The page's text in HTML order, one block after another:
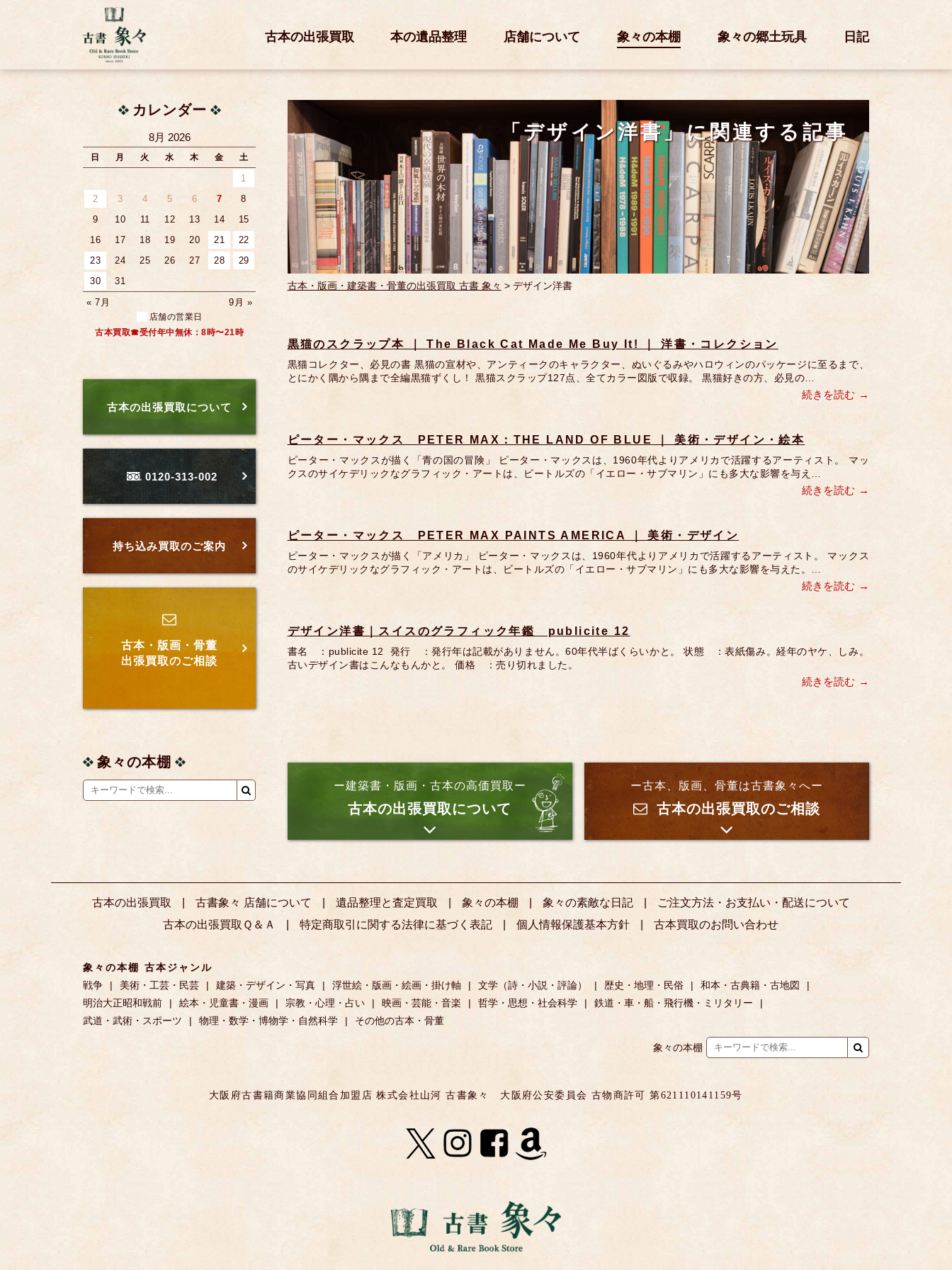
古本の出張買取 本の遺品整理 店舗について 象々の本棚 象々の郷土玩具 日記
「デザイン洋書」に関連する記事
古本・版画・建築書・骨董の出張買取 古書 象々 > デザイン洋書
黒猫のスクラップ本 ｜ The Black Cat Made Me Buy It! ｜ 洋書・コレクション
黒猫コレクター、必見の書 黒猫の宣材や、アンティークのキャラクター、ぬいぐるみやハロウィンのパッケージに至るまで、
とにかく隅から隅まで全編黒猫ずくし！ 黒猫スクラップ127点、全てカラー図版で収録。 黒猫好きの方、必見の…
続きを読む
ピーター・マックス PETER MAX：THE LAND OF BLUE ｜ 美術・デザイン・絵本
ピーター・マックスが描く「青の国の冒険」 ピーター・マックスは、1960年代よりアメリカで活躍するアーティスト。 マッ
クスのサイケデリックなグラフィック・アートは、ビートルズの「イエロー・サブマリン」にも多大な影響を与え…
続きを読む
ピーター・マックス PETER MAX PAINTS AMERICA ｜ 美術・デザイン
ピーター・マックスが描く「アメリカ」 ピーター・マックスは、1960年代よりアメリカで活躍するアーティスト。 マックス
のサイケデリックなグラフィック・アートは、ビートルズの「イエロー・サブマリン」にも多大な影響を与えた。…
続きを読む
デザイン洋書｜スイスのグラフィック年鑑 publicite 12
書名 ：publicite 12 発行 ：発行年は記載がありません。60年代半ばくらいかと。 状態 ：表紙傷み。経年のヤケ、しみ。
古いデザイン書はこんなもんかと。 価格 ：売り切れました。
続きを読む
ー建築書・版画・古本の高価買取ー
古本の出張買取について
ー古本、版画、骨董は古書象々へー
古本の出張買取のご相談
カレンダー
8月 2026
日 月 火 水 木 金 土
1
2
3 4 5 6 7
8
9
10 11 12 13 14
15
16
17 18 19 20 21
22
23
24 25 26 27 28
29
30
31
« 7月
9月 »
店舗の営業日
古本買取☎受付年中無休：8時〜21時
古本の出張買取について
0120-313-002
持ち込み買取のご案内
古本・版画・骨董
出張買取のご相談
象々の本棚
古本の出張買取 古書象々 店舗について 遺品整理と査定買取 象々の本棚 象々の素敵な日記
ご注文方法・お支払い・配送について
古本の出張買取Ｑ＆Ａ
特定商取引に関する法律に基づく表記 個人情報保護基本方針 古本買取のお問い合わせ
象々の本棚 古本ジャンル
戦争
美術・工芸・民芸 建築・デザイン・写真 浮世絵・版画・絵画・掛け軸 文学（詩・小説・評論） 歴史・地理・民俗
和本・古典籍・古地図
明治大正昭和戦前
絵本・児童書・漫画 宗教・心理・占い 映画・芸能・音楽 哲学・思想・社会科学
鉄道・車・船・飛行機・ミリタリー
武道・武術・スポーツ
物理・数学・博物学・自然科学 その他の古本・骨董
象々の本棚
大阪府古書籍商業協同組合加盟店 株式会社山河 古書象々 大阪府公安委員会 古物商許可 第621110141159号